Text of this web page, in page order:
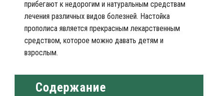
прибегают к недорогим и натуральным средствам
лечения различных видов болезней. Настойка
прополиса является прекрасным лекарственным
средством, которое можно давать детям и
взрослым.
Содержание